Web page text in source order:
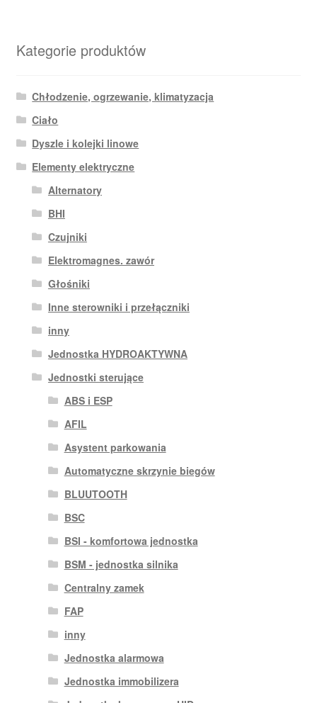
Kategorie produktów
Chłodzenie, ogrzewanie, klimatyzacja
Ciało
Dyszle i kolejki linowe
Elementy elektryczne
Alternatory
BHI
Czujniki
Elektromagnes. zawór
Głośniki
Inne sterowniki i przełączniki
inny
Jednostka HYDROAKTYWNA
Jednostki sterujące
ABS i ESP
AFIL
Asystent parkowania
Automatyczne skrzynie biegów
BLUUTOOTH
BSC
BSI - komfortowa jednostka
BSM - jednostka silnika
Centralny zamek
FAP
inny
Jednostka alarmowa
Jednostka immobilizera